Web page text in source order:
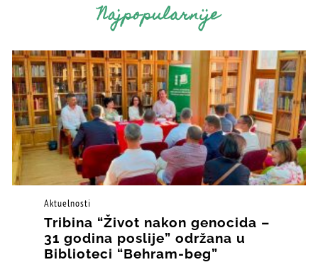
Najpopularnije
Aktuelnosti
Tribina “Život nakon genocida –
31 godina poslije” održana u
Biblioteci “Behram-beg”